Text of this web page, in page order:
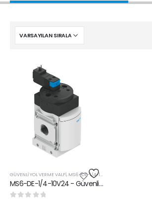
GÜVENLI YOL VERME VALFI, MS6-DE-1/4-10V24
MS6-DE-1/4-10V24 - Güvenli Yol Verme Valfi